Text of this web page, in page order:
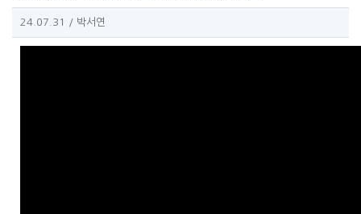
24.07.31 / 박서연